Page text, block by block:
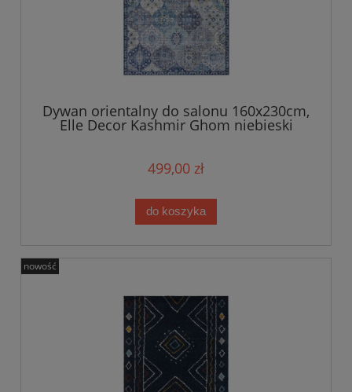
Dywan orientalny do salonu 160x230cm,
Elle Decor Kashmir Ghom niebieski
499,00 zł
do koszyka
nowość